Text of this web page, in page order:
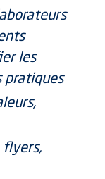
les
pratiques
flyers,